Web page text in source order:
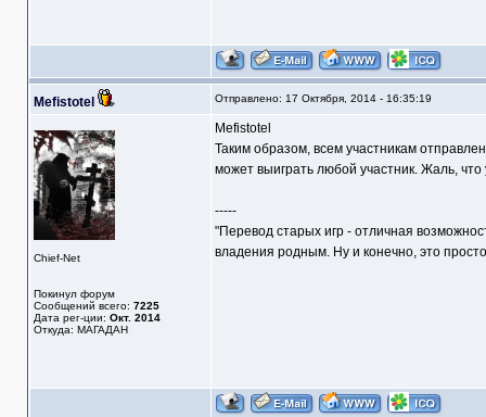
Mefistotel Отправлено: 17 Октября, 2014 - 16:35:19
Chief-Net
Покинул форум
Сообщений всего: 7225
Дата рег-ции: Окт. 2014
Откуда: МАГАДАН
Mefistotel
Таким образом, всем участникам
может выиграть любой участник. Жаль,
-----
"Перевод старых игр - отличная
владения родным. Ну и конечно, это